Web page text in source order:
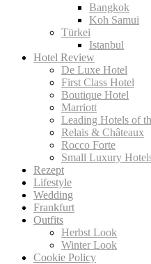
Bangkok
Koh Samui
Türkei
Istanbul
Hotel Review
De Luxe Hotel
First Class Hotel
Boutique Hotel
Marriott
Leading Hotels of
Relais & Châteaux
Rocco Forte
Small Luxury
Rezept
Lifestyle
Wedding
Frankfurt
Outfits
Herbst Look
Winter Look
Cookie Policy